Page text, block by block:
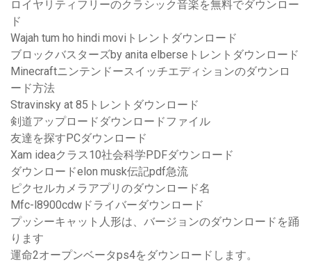
ロイヤリティフリーのクラシック音楽を無料でダウンロー
ド
Wajah tum ho hindi moviトレントダウンロード
ブロックバスターズby anita elberseトレントダウンロード
Minecraftニンテンドースイッチエディションのダウンロ
ード方法
Stravinsky at 85トレントダウンロード
剣道アップロードダウンロードファイル
友達を探すPCダウンロード
Xam ideaクラス10社会科学PDFダウンロード
ダウンロードelon musk伝記pdf急流
ピクセルカメラアプリのダウンロード名
Mfc-l8900cdwドライバーダウンロード
プッシーキャット人形は、バージョンのダウンロードを踊
ります
運命2オープンベータps4をダウンロードします。